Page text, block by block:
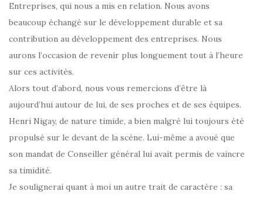
Entreprises, qui nous a mis en relation. Nous avons
beaucoup échangé sur le développement durable et sa
contribution au développement des entreprises. Nous
aurons l’occasion de revenir plus longuement tout à l’heure
sur ces activités.
Alors tout d’abord, nous vous remercions d’être là
aujourd’hui autour de lui, de ses proches et de ses équipes.
Henri Nigay, de nature timide, a bien malgré lui toujours été
propulsé sur le devant de la scène. Lui-même a avoué que
son mandat de Conseiller général lui avait permis de vaincre
sa timidité.
Je soulignerai quant à moi un autre trait de caractère : sa